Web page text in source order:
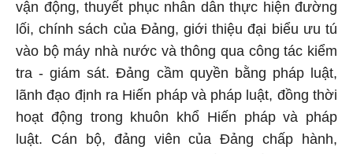
vận động, thuyết phục nhân dân thực hiện đường
lối, chính sách của Đảng, giới thiệu đại biểu ưu tú
vào bộ máy nhà nước và thông qua công tác kiểm
tra - giám sát. Đảng cầm quyền bằng pháp luật,
lãnh đạo định ra Hiến pháp và pháp luật, đồng thời
hoạt động trong khuôn khổ Hiến pháp và pháp
luật. Cán bộ, đảng viên của Đảng chấp hành,